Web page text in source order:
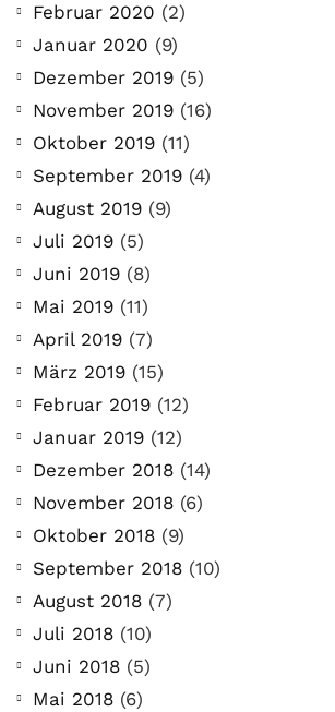
Februar 2020 (2)
Januar 2020 (9)
Dezember 2019 (5)
November 2019 (16)
Oktober 2019 (11)
September 2019 (4)
August 2019 (9)
Juli 2019 (5)
Juni 2019 (8)
Mai 2019 (11)
April 2019 (7)
März 2019 (15)
Februar 2019 (12)
Januar 2019 (12)
Dezember 2018 (14)
November 2018 (6)
Oktober 2018 (9)
September 2018 (10)
August 2018 (7)
Juli 2018 (10)
Juni 2018 (5)
Mai 2018 (6)